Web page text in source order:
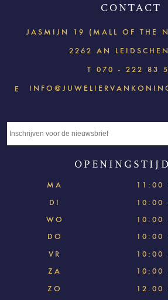
CONTACT
JASMIJN 19 (MALL OF THE
2262 AN
T 070 - 222 83
E
MA
11:00
DI
10:00
WO
10:00
DO
10:00
VR
10:00
ZA
10:00
ZO
12:00